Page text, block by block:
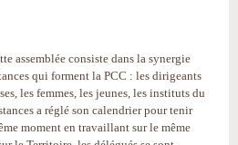
assemblée consiste dans la synergie
qui forment la PCC : les dirigeants
les femmes, les jeunes, les instituts du
a réglé son calendrier pour tenir
moment en travaillant sur le même